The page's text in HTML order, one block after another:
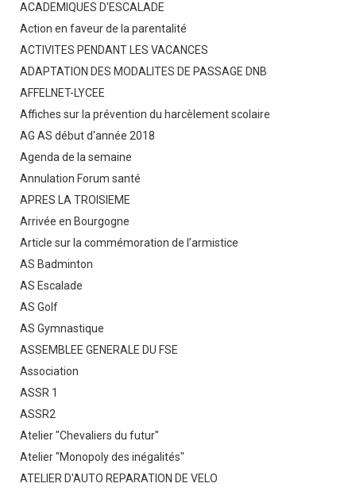
ACADEMIQUES D'ESCALADE
Action en faveur de la parentalité
ACTIVITES PENDANT LES VACANCES
ADAPTATION DES MODALITES DE PASSAGE DNB
AFFELNET-LYCEE
Affiches sur la prévention du harcèlement scolaire
AG AS début d'année 2018
Agenda de la semaine
Annulation Forum santé
APRES LA TROISIEME
Arrivée en Bourgogne
Article sur la commémoration de l’armistice
AS Badminton
AS Escalade
AS Golf
AS Gymnastique
ASSEMBLEE GENERALE DU FSE
Association
ASSR 1
ASSR2
Atelier "Chevaliers du futur"
Atelier "Monopoly des inégalités"
ATELIER D'AUTO REPARATION DE VELO